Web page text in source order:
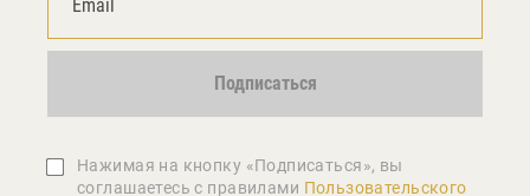
Подписаться
Нажимая на кнопку «Подписаться», вы
соглашаетеcь с правилами Пользовательского